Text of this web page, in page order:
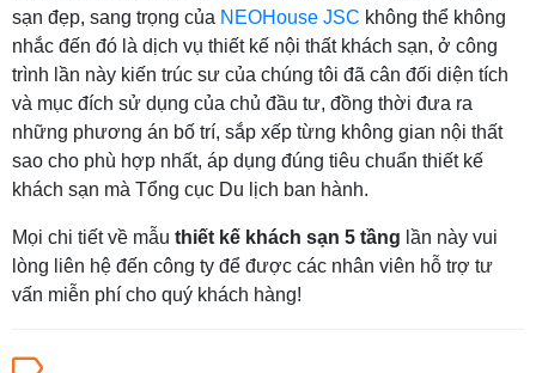
sạn đẹp, sang trọng của NEOHouse JSC không thể không
nhắc đến đó là dịch vụ thiết kế nội thất khách sạn, ở công
trình lần này kiến trúc sư của chúng tôi đã cân đối diện tích
và mục đích sử dụng của chủ đầu tư, đồng thời đưa ra
những phương án bố trí, sắp xếp từng không gian nội thất
sao cho phù hợp nhất, áp dụng đúng tiêu chuẩn thiết kế
khách sạn mà Tổng cục Du lịch ban hành.
Mọi chi tiết về mẫu thiết kế khách sạn 5 tầng lần này vui
lòng liên hệ đến công ty để được các nhân viên hỗ trợ tư
vấn miễn phí cho quý khách hàng!